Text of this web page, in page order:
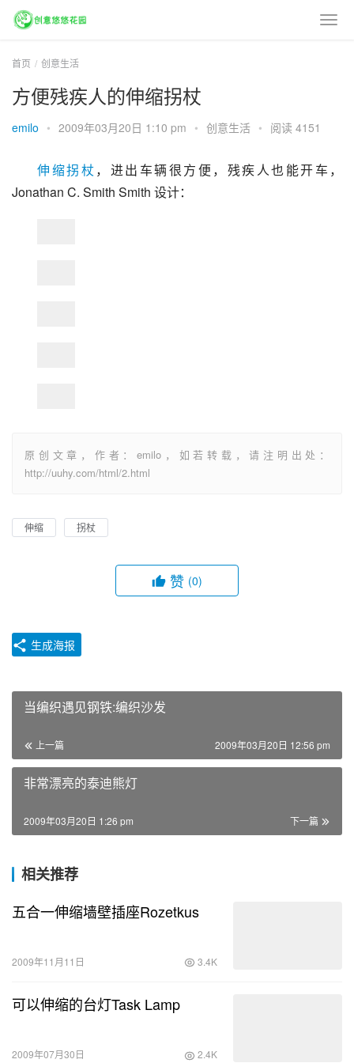
首页 创意生活
方便残疾人的伸缩拐杖
emilo • 2009年03月20日 1:10 pm • 创意生活 • 阅读 4151
伸缩拐杖，进出车辆很方便，残疾人也能开车，
Jonathan C. Smith Smith 设计：
原创文章，作者：emilo，如若转载，请注明出处：
http://uuhy.com/html/2.html
伸缩 拐杖
赞 (0)
生成海报
当编织遇见钢铁:编织沙发
上一篇 2009年03月20日 12:56 pm
非常漂亮的泰迪熊灯
下一篇
2009年03月20日 1:26 pm
相关推荐
五合一伸缩墙壁插座Rozetkus
2009年11月11日 3.4K
可以伸缩的台灯Task Lamp
2009年07月30日 2.4K